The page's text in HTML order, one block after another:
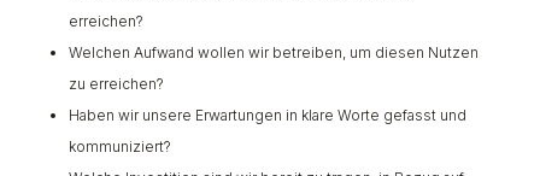
erreichen?
Welchen Aufwand wollen wir betreiben, um diesen Nutzen
zu erreichen?
Haben wir unsere Erwartungen in klare Worte gefasst und
kommuniziert?